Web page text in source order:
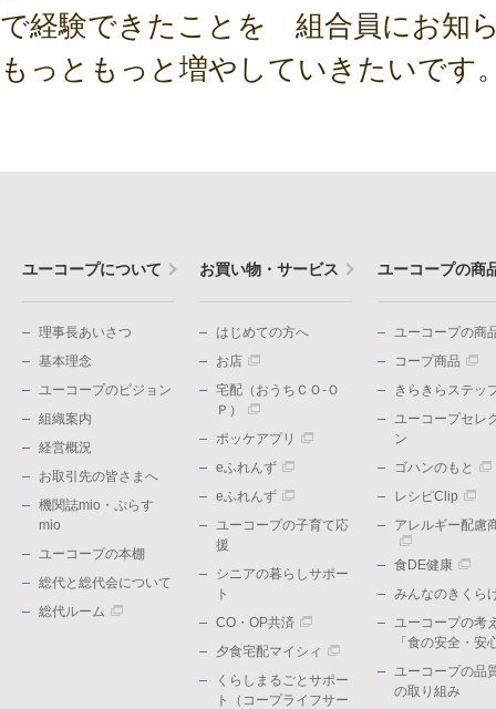
で経験できたことを 組合員にお知
もっともっと増やしていきたいです
ユーコープについて
理事長あいさつ
基本理念
ユーコープのビジョン
組織案内
経営概況
お取引先の皆さまへ
機関誌mio・ぷらす
mio
ユーコープの本棚
総代と総代会について
総代ルーム
お買い物・サービス
はじめての方へ
お店
宅配（おうちＣＯ-Ｏ
Ｐ）
ポッケアプリ
eふれんず
eふれんず
ユーコープの子育て応
援
シニアの暮らしサポー
ト
CO・OP共済
夕食宅配マイシィ
くらしまるごとサポー
ト（コープライフサー
ユーコープの商
ユーコープの商
コープ商品
きらきらステッ
ユーコープセレ
ン
ゴハンのもと
レシピClip
アレルギー配慮
食DE健康
みんなのきくら
ユーコープの考
「食の安全・安
ユーコープの品
の取り組み